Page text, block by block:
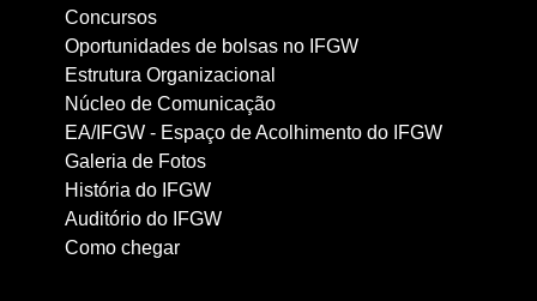
Concursos
Oportunidades de bolsas no IFGW
Estrutura Organizacional
Núcleo de Comunicação
EA/IFGW - Espaço de Acolhimento do IFGW
Galeria de Fotos
História do IFGW
Auditório do IFGW
Como chegar